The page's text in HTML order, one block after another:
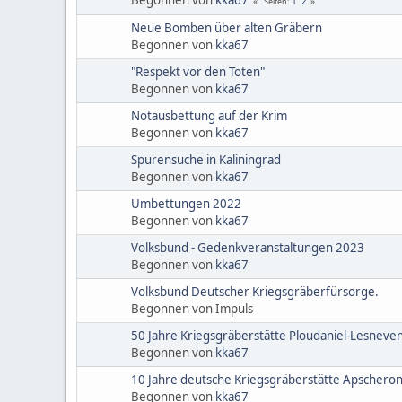
Neue Bomben über alten Gräbern
Begonnen von kka67
"Respekt vor den Toten"
Begonnen von kka67
Notausbettung auf der Krim
Begonnen von kka67
Spurensuche in Kaliningrad
Begonnen von kka67
Umbettungen 2022
Begonnen von kka67
Volksbund - Gedenkveranstaltungen 2023
Begonnen von kka67
Volksbund Deutscher Kriegsgräberfürsorge.
Begonnen von Impuls
50 Jahre Kriegsgräberstätte Ploudaniel-
Begonnen von kka67
10 Jahre deutsche Kriegsgräberstätte
Begonnen von kka67